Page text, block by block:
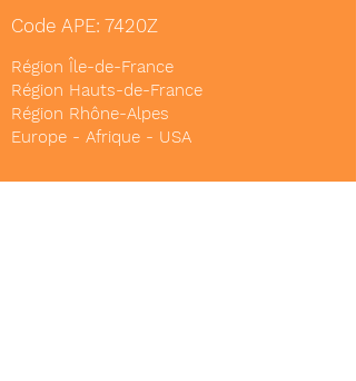
Code APE: 7420Z
Région Île-de-France
Région Hauts-de-France
Région Rhône-Alpes
Europe - Afrique - USA